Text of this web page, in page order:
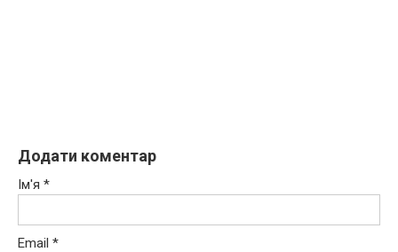
Додати коментар
Ім'я *
Email *